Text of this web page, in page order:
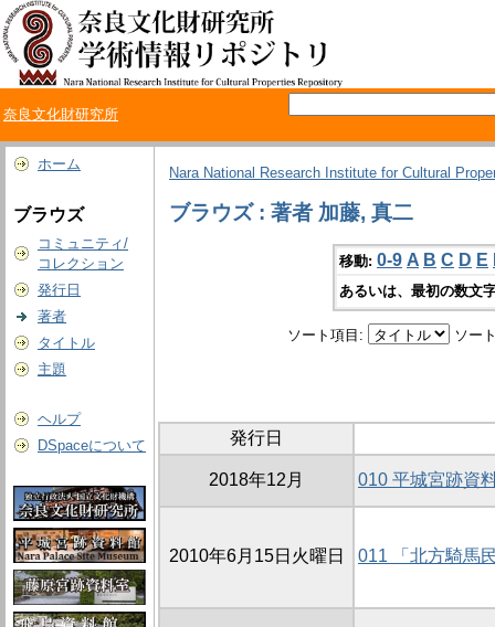
奈良文化財研究所
ホーム
ブラウズ
コミュニティ/
コレクション
発行日
著者
タイトル
主題
ヘルプ
DSpaceについて
Nara National Research Institute for Cultural
ブラウズ : 著者 加藤, 真二
移動: 0-9 A B C D E
あるいは、最初の数文
ソート項目: ソー
発行日
2018年12月 010 平城宮跡資
2010年6月15日火曜日 011 「北方騎馬